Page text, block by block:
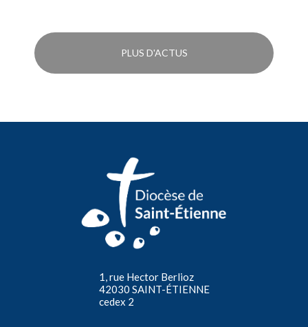
PLUS D'ACTUS
1, rue Hector Berlioz
42030 SAINT-ÉTIENNE
cedex 2